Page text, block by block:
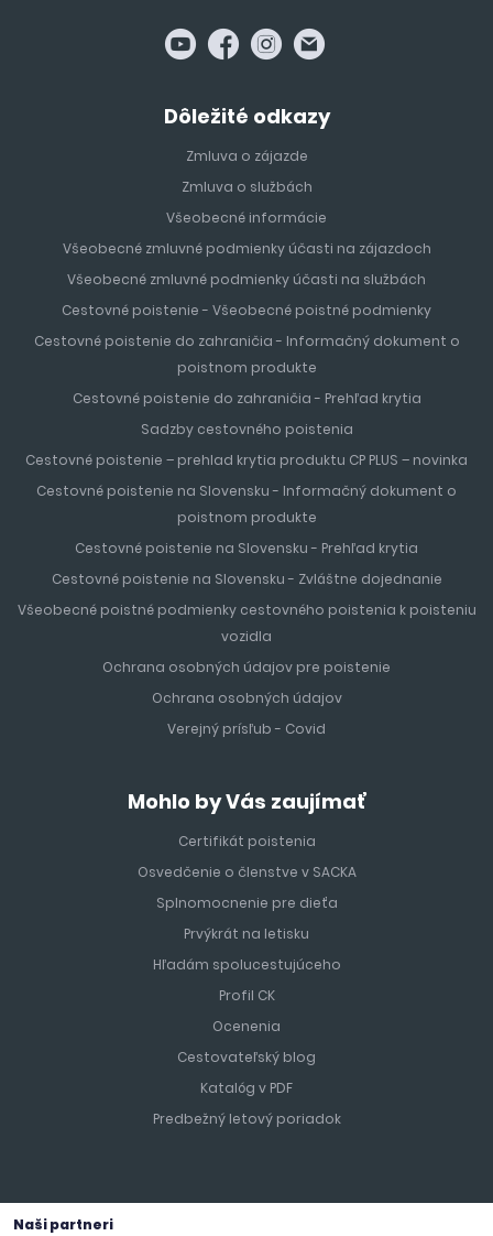
Dôležité odkazy
Zmluva o zájazde
Zmluva o službách
Všeobecné informácie
Všeobecné zmluvné podmienky účasti na zájazdoch
Všeobecné zmluvné podmienky účasti na službách
Cestovné poistenie - Všeobecné poistné podmienky
Cestovné poistenie do zahraničia - Informačný dokument o
poistnom produkte
Cestovné poistenie do zahraničia - Prehľad krytia
Sadzby cestovného poistenia
Cestovné poistenie – prehlad krytia produktu CP PLUS – novinka
Cestovné poistenie na Slovensku - Informačný dokument o
poistnom produkte
Cestovné poistenie na Slovensku - Prehľad krytia
Cestovné poistenie na Slovensku - Zvláštne dojednanie
Všeobecné poistné podmienky cestovného poistenia k poisteniu
vozidla
Ochrana osobných údajov pre poistenie
Ochrana osobných údajov
Verejný prísľub - Covid
Mohlo by Vás zaujímať
Certifikát poistenia
Osvedčenie o členstve v SACKA
Splnomocnenie pre dieťa
Prvýkrát na letisku
Hľadám spolucestujúceho
Profil CK
Ocenenia
Cestovateľský blog
Katalóg v PDF
Predbežný letový poriadok
Naši partneri